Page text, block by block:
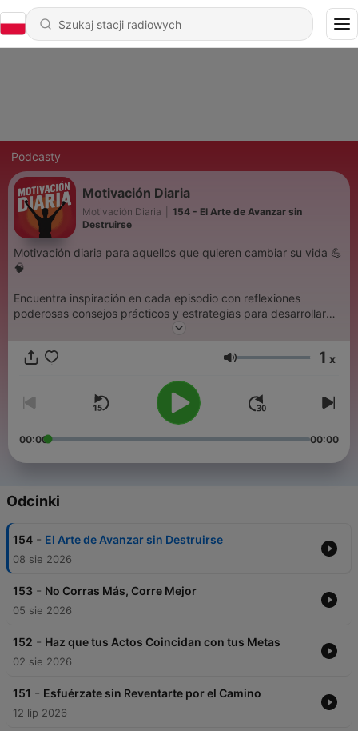
Podcasty
Motivación Diaria
Motivación Diaria
154 - El Arte de Avanzar sin
Destruirse
Motivación diaria para aquellos que quieren cambiar su vida 💪
🧠
Encuentra inspiración en cada episodio con reflexiones
poderosas consejos prácticos y estrategias para desarrollar
una mentalidad fuerte y positiva.
siempre has soñado 🔥
Tu transformación comienza hoy 🚀
#motivacion #superacionpersonal #exito #crecimientopersonal
#emprendedores #emprendimiento #autocuidado
#fuerzainterior #vidasaludable #confianza #inspiracion
#actitudganadora #desafios #superandomedebilidades
#liderazgo #pensamientopositivo #bienestar
Conviértete en un supporter de este podcast:
https://www.spreaker.com/podcast/motivacion-diaria-
Głośność 1 x
00:00 00:00
Odcinki
154 - El Arte de Avanzar sin Destruirse
08 sie 2026
153 - No Corras Más, Corre Mejor
05 sie 2026
152 - Haz que tus Actos Coincidan con tus Metas
02 sie 2026
151 - Esfuérzate sin Reventarte por el Camino
12 lip 2026